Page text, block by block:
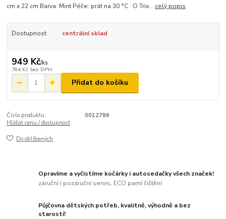
cm x 22 cm Barva: Mint Péče: prát na 30 °C O Trix... celý popis
Dostupnost centrální sklad
949 Kč/ks
784 Kč bez DPH
Přidat do košíku
Číslo produktu:
0012786
Hlídat cenu / dostupnost
Do oblíbených
Opravíme a vyčistíme kočárky i autosedačky všech značek!
záruční i pozáruční servis, ECO parní čištění
Půjčovna dětských potřeb, kvalitně, výhodně a bez
starostí!